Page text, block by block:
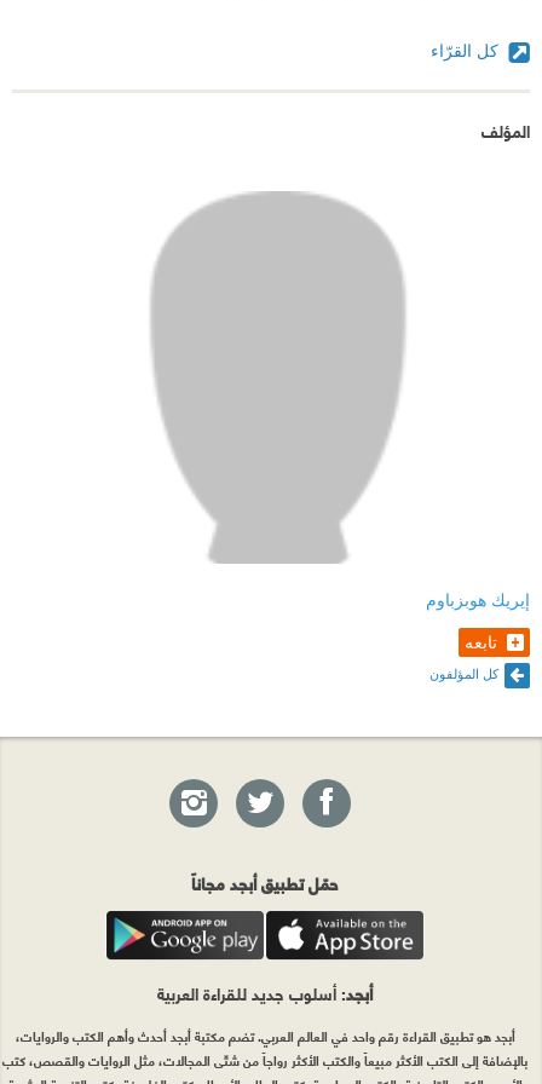
كل القرّاء
المؤلف
إيريك هوبزباوم
تابعه
كل المؤلفون
حمّل تطبيق أبجد مجاناً
أبجد: أسلوب جديد للقراءة العربية
أبجد هو تطبيق القراءة رقم واحد في العالم العربي. تضم مكتبة أبجد أحدث وأهم الكتب والروايات،
بالإضافة إلى الكتب الأكثر مبيعاً والكتب الأكثر رواجاً من شتّى المجالات، مثل الروايات والقصص، كتب